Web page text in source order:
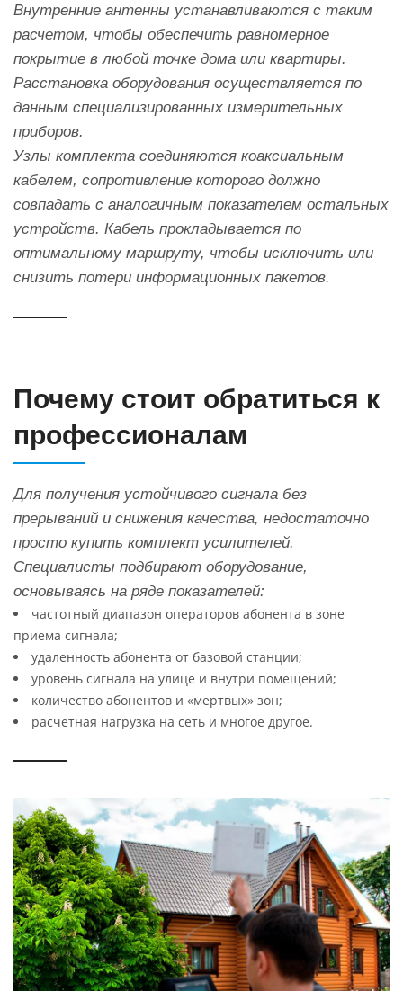
Внутренние антенны устанавливаются с таким
расчетом, чтобы обеспечить равномерное
покрытие в любой точке дома или квартиры.
Расстановка оборудования осуществляется по
данным специализированных измерительных
приборов.
Узлы комплекта соединяются коаксиальным
кабелем, сопротивление которого должно
совпадать с аналогичным показателем остальных
устройств. Кабель прокладывается по
оптимальному маршруту, чтобы исключить или
снизить потери информационных пакетов.
Почему стоит обратиться к
профессионалам
Для получения устойчивого сигнала без
прерываний и снижения качества, недостаточно
просто купить комплект усилителей.
Специалисты подбирают оборудование,
основываясь на ряде показателей:
частотный диапазон операторов абонента в зоне
приема сигнала;
удаленность абонента от базовой станции;
уровень сигнала на улице и внутри помещений;
количество абонентов и «мертвых» зон;
расчетная нагрузка на сеть и многое другое.